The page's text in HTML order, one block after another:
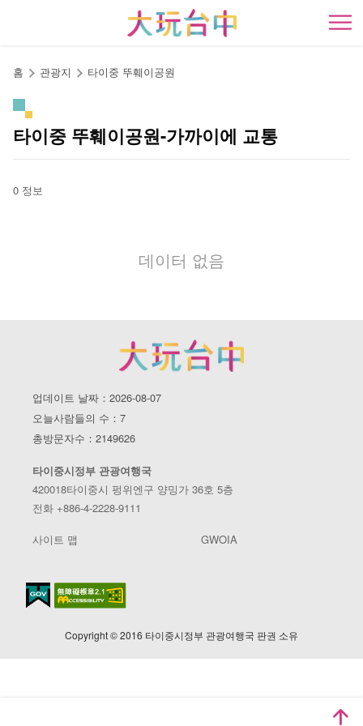
開
홈 관광지 타이중 뚜훼이공원
타이중 뚜훼이공원-가까이에 교통
0 정보
데이터 없음
업데이트 날짜：2026-08-07
오늘사람들의 수：7
총방문자수：2149626
타이중시정부 관광여행국
420018타이중시 펑위엔구 양밍가 36호 5층
전화 +886-4-2228-9111
사이트 맵 GWOIA
Copyright © 2016 타이중시정부 관광여행국 판권 소유